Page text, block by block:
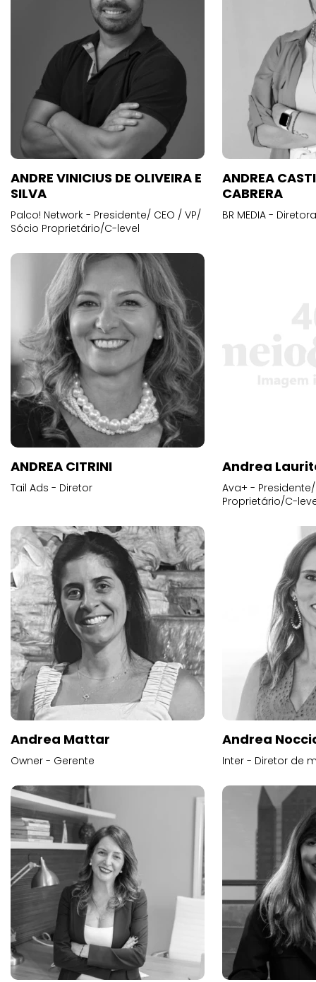
ANDRE VINICIUS DE OLIVEIRA E
SILVA
Palco! Network - Presidente/ CEO / VP/
Sócio Proprietário/C-level
ANDREA
CABRERA
BR MEDIA -
ANDREA CITRINI
Tail Ads - Diretor
Andrea
Ava+ -
Proprietário/C-
Andrea Mattar
Owner - Gerente
Andrea
Inter - Diretor de